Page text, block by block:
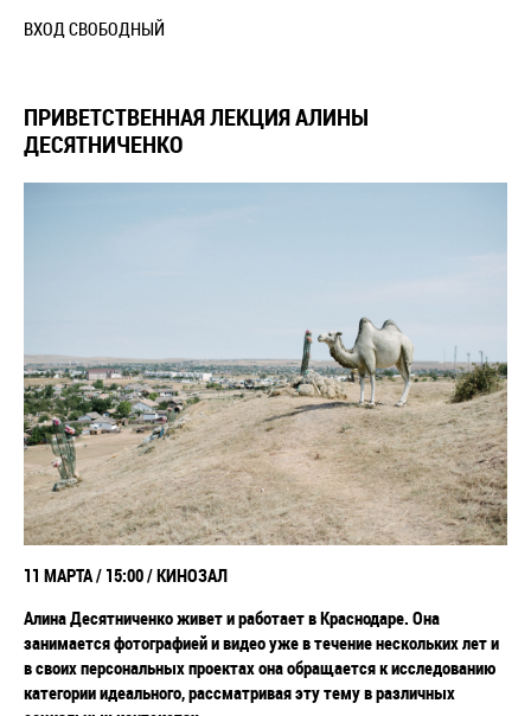
ВХОД СВОБОДНЫЙ
ПРИВЕТСТВЕННАЯ ЛЕКЦИЯ АЛИНЫ
ДЕСЯТНИЧЕНКО
11 МАРТА / 15:00 / КИНОЗАЛ
Алина Десятниченко живет и работает в Краснодаре. Она
занимается фотографией и видео уже в течение нескольких лет и
в своих персональных проектах она обращается к исследованию
категории идеального, рассматривая эту тему в различных